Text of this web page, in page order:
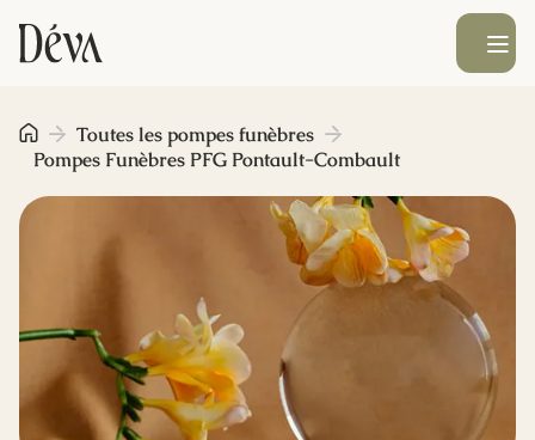
Obsèques
Prévoyance
Monument funéraire
Livraison de fleurs
Ouvrir le
Toutes les pompes funèbres
Pompes Funèbres PFG Pontault-Combault